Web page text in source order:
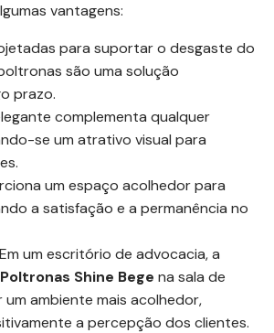
vantagens:
para suportar o desgaste do
são uma solução
prazo.
complementa qualquer
se um atrativo visual para
um espaço acolhedor para
a satisfação e a permanência no
um escritório de advocacia, a
Shine Bege na sala de
ambiente mais acolhedor,
a percepção dos clientes.